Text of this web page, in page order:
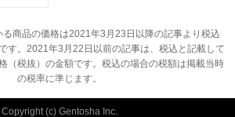
商品の価格は2021年3月23日以降の記事より税込
す。
2021年3月22日以前の記事は、税込と記載して
（税抜）の金額です。 税込の場合の税額は掲載当時
の税率に準じます。
Copyright (c) Gentosha Inc.